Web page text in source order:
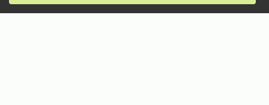
SLU är miljöcertifierat enligt ISO 14001. • Telefon: 018-67